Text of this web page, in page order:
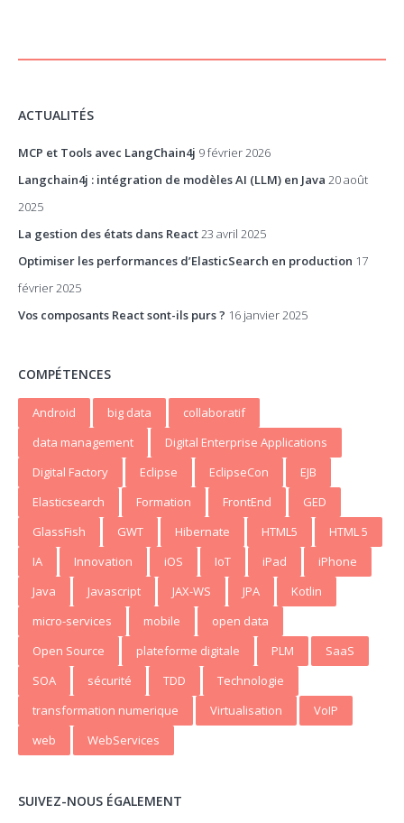
ACTUALITÉS
MCP et Tools avec LangChain4j 9 février 2026
Langchain4j : intégration de modèles AI (LLM) en Java 20 août
2025
La gestion des états dans React 23 avril 2025
Optimiser les performances d’ElasticSearch en production 17
février 2025
Vos composants React sont-ils purs ? 16 janvier 2025
COMPÉTENCES
Android big data
collaboratif
data management
Digital Enterprise Applications
Digital Factory
Eclipse EclipseCon
EJB
Elasticsearch
Formation FrontEnd
GED
GlassFish
GWT Hibernate HTML5
HTML 5
IA
Innovation iOS IoT iPad
iPhone
Java
Javascript JAX-WS JPA
Kotlin
micro-services
mobile
open data
Open Source
plateforme digitale PLM
SaaS
SOA
sécurité TDD
Technologie
transformation numerique
Virtualisation
VoIP
web
WebServices
SUIVEZ-NOUS ÉGALEMENT